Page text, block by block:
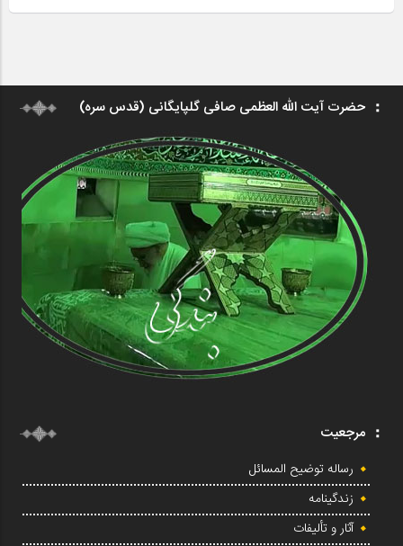
حضرت آیت الله العظمی صافی گلپایگانی (قدس سره)
مرجعیت
رساله توضیح المسائل
زندگینامه
آثار و تألیفات